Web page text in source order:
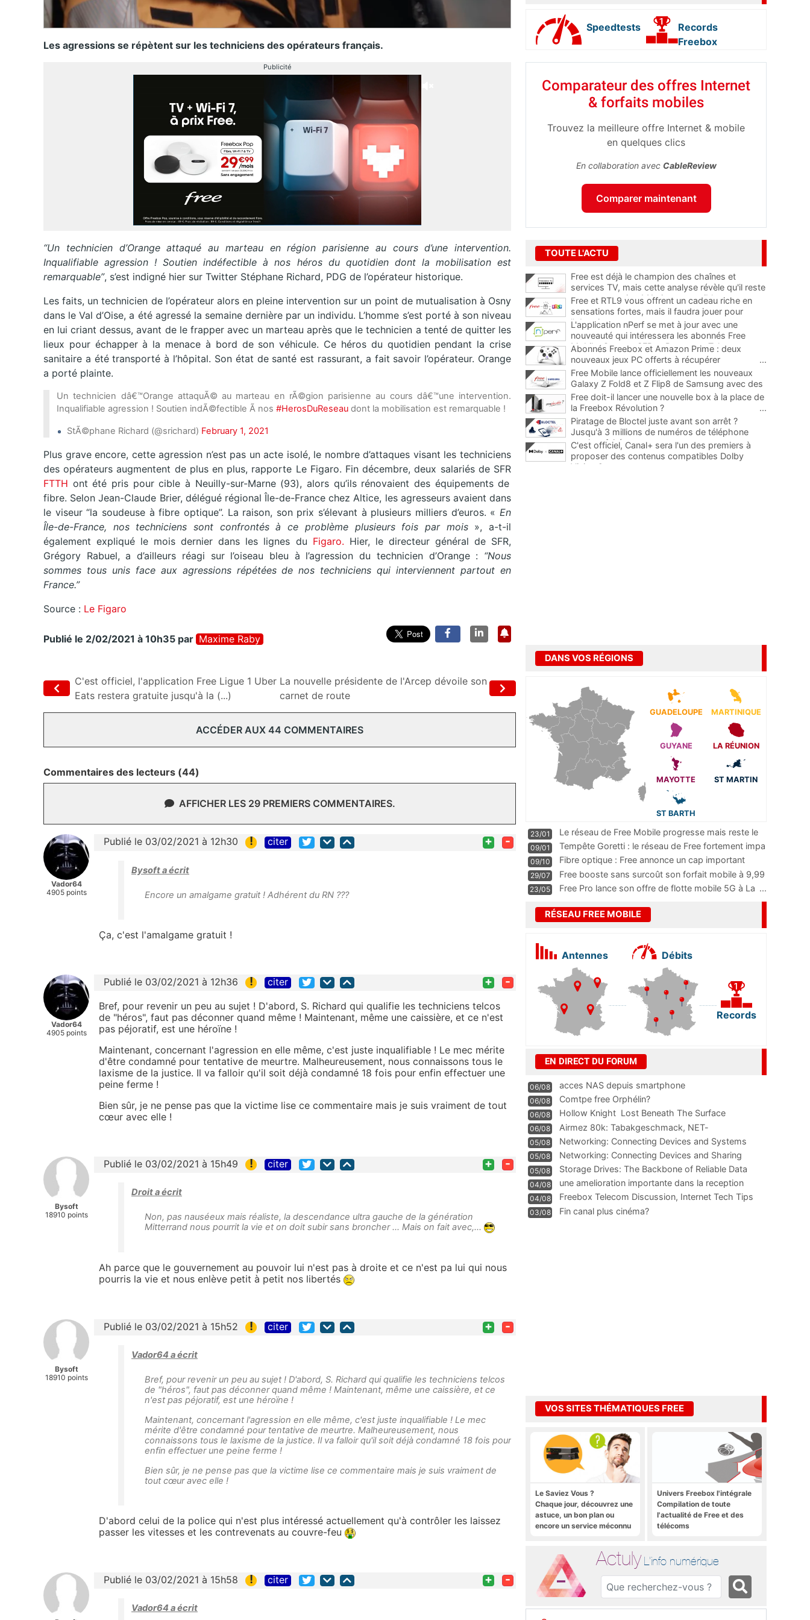
Les agressions se répètent sur les techniciens des opérateurs français.
Publicité
“Un technicien d’Orange attaqué au marteau en région parisienne au cours d’une intervention.
Inqualifiable agression ! Soutien indéfectible à nos héros du quotidien dont la mobilisation est
remarquable”, s’est indigné hier sur Twitter Stéphane Richard, PDG de l’opérateur historique.
Les faits, un technicien de l’opérateur alors en pleine intervention sur un point de mutualisation à Osny
dans le Val d’Oise, a été agressé la semaine dernière par un individu. L’homme s’est porté à son niveau
en lui criant dessus, avant de le frapper avec un marteau après que le technicien a tenté de quitter les
lieux pour échapper à la menace à bord de son véhicule. Ce héros du quotidien pendant la crise
sanitaire a été transporté à l’hôpital. Son état de santé est rassurant, a fait savoir l’opérateur. Orange
a porté plainte.
Un technicien dâ€™Orange attaquÃ© au marteau en rÃ©gion parisienne au cours dâ€™une intervention.
Inqualifiable agression ! Soutien indÃ©fectible Ã nos #HerosDuReseau dont la mobilisation est remarquable !
StÃ©phane Richard (@srichard) February 1, 2021
Plus grave encore, cette agression n’est pas un acte isolé, le nombre d’attaques visant les techniciens
des opérateurs augmentent de plus en plus, rapporte Le Figaro. Fin décembre, deux salariés de SFR
FTTH ont été pris pour cible à Neuilly-sur-Marne (93), alors qu’ils rénovaient des équipements de
fibre. Selon Jean-Claude Brier, délégué régional Île-de-France chez Altice, les agresseurs avaient dans
le viseur “la soudeuse à fibre optique”. La raison, son prix s’élevant à plusieurs milliers d’euros. « En
Île-de-France, nos techniciens sont confrontés à ce problème plusieurs fois par mois», a-t-il
également expliqué le mois dernier dans les lignes du Figaro. Hier, le directeur général de SFR,
Grégory Rabuel, a d’ailleurs réagi sur l’oiseau bleu à l’agression du technicien d’Orange : “Nous
sommes tous unis face aux agressions répétées de nos techniciens qui interviennent partout en
France.”
Source : Le Figaro
Publié le 2/02/2021 à 10h35 par Maxime Raby
C'est officiel, l'application Free Ligue 1 Uber
Eats restera gratuite jusqu'à la (...)
La nouvelle présidente de l'Arcep dévoile son
carnet de route
ACCÉDER AUX 44 COMMENTAIRES
Commentaires des lecteurs (44)
AFFICHER LES 29 PREMIERS COMMENTAIRES.
Vador64
4905 points
Publié le 03/02/2021 à 12h30 ! citer + -
Bysoft a écrit
Encore un amalgame gratuit ! Adhérent du RN ???
Ça, c'est l'amalgame gratuit !
Vador64
4905 points
Publié le 03/02/2021 à 12h36 ! citer + -
Bref, pour revenir un peu au sujet ! D'abord, S. Richard qui qualifie les techniciens telcos
de "héros", faut pas déconner quand même ! Maintenant, même une caissière, et ce n'est
pas péjoratif, est une héroïne !
Maintenant, concernant l'agression en elle même, c'est juste inqualifiable ! Le mec mérite
d'être condamné pour tentative de meurtre. Malheureusement, nous connaissons tous le
laxisme de la justice. Il va falloir qu'il soit déjà condamné 18 fois pour enfin effectuer une
peine ferme !
Bien sûr, je ne pense pas que la victime lise ce commentaire mais je suis vraiment de tout
cœur avec elle !
Bysoft
18910 points
Publié le 03/02/2021 à 15h49 ! citer + -
Droit a écrit
Non, pas nauséeux mais réaliste, la descendance ultra gauche de la génération
Mitterrand nous pourrit la vie et on doit subir sans broncher ... Mais on fait avec,...
Ah parce que le gouvernement au pouvoir lui n'est pas à droite et ce n'est pa lui qui nous
pourris la vie et nous enlève petit à petit nos libertés
Bysoft
18910 points
Publié le 03/02/2021 à 15h52 ! citer + -
Vador64 a écrit
Bref, pour revenir un peu au sujet ! D'abord, S. Richard qui qualifie les techniciens telcos
de "héros", faut pas déconner quand même ! Maintenant, même une caissière, et ce
n'est pas péjoratif, est une héroïne !
Maintenant, concernant l'agression en elle même, c'est juste inqualifiable ! Le mec
mérite d'être condamné pour tentative de meurtre. Malheureusement, nous
connaissons tous le laxisme de la justice. Il va falloir qu'il soit déjà condamné 18 fois pour
enfin effectuer une peine ferme !
Bien sûr, je ne pense pas que la victime lise ce commentaire mais je suis vraiment de
tout cœur avec elle !
D'abord celui de la police qui n'est plus intéressé actuellement qu'à contrôler les laissez
passer les vitesses et les contrevenats au couvre-feu
Publié le 03/02/2021 à 15h58 ! citer + -
Vador64 a écrit
Speedtests
Records
Freebox
Comparateur des offres Internet
& forfaits mobiles
Trouvez la meilleure offre Internet & mobile
en quelques clics
En collaboration avec CableReview
Comparer maintenant
TOUTE L'ACTU
Free est déjà le champion des chaînes et
services TV, mais cette analyse révèle qu'il reste
encore au moins 141 ajouts possibles
Free et RTL9 vous offrent un cadeau riche en
sensations fortes, mais il faudra jouer pour
l'obtenir
L'application nPerf se met à jour avec une
nouveauté qui intéressera les abonnés Free
Mobile, Orange, SFR et Bouygues Telecom
Abonnés Freebox et Amazon Prime : deux
nouveaux jeux PC offerts à récupérer
...
Free Mobile lance officiellement les nouveaux
Galaxy Z Fold8 et Z Flip8 de Samsung avec des
promos et des cadeaux
...
Free doit-il lancer une nouvelle box à la place de
la Freebox Révolution ?
...
Piratage de Bloctel juste avant son arrêt ?
Jusqu'à 3 millions de numéros de téléphone
auraient fuité
C'est officiel, Canal+ sera l'un des premiers à
proposer des contenus compatibles Dolby
Vision 2
DANS VOS RÉGIONS
GUADELOUPE MARTINIQUE
GUYANE LA RÉUNION
MAYOTTE ST MARTIN
ST BARTH
23/01
Le réseau de Free Mobile progresse mais reste le
m
...
09/01
Tempête Goretti : le réseau de Free fortement impa
09/10
Fibre optique : Free annonce un cap important
pass
...
29/07
Free booste sans surcoût son forfait mobile à 9,99
23/05 Free Pro lance son offre de flotte mobile 5G à La ...
RÉSEAU FREE MOBILE
Antennes Débits
Records
EN DIRECT DU FORUM
06/08 acces NAS depuis smartphone
06/08 Comtpe free Orphélin?
06/08 Hollow Knight  Lost Beneath The Surface
06/08
Airmez 80k: Tabakgeschmack, NET-
Technologie und Leistung im
05/08 Networking: Connecting Devices and Systems
05/08
Networking: Connecting Devices and Sharing
Information
05/08
Storage Drives: The Backbone of Reliable Data
Management
04/08
une amelioration importante dans la reception
WIFI
04/08
Freebox Telecom Discussion, Internet Tech Tips
Communi
03/08 Fin canal plus cinéma?
VOS SITES THÉMATIQUES FREE
Le Saviez Vous ?
Chaque jour, découvrez une
astuce, un bon plan ou
encore un service méconnu
Univers Freebox l'intégrale
Compilation de toute
l'actualité de Free et des
télécoms
Actuly L'info numérique